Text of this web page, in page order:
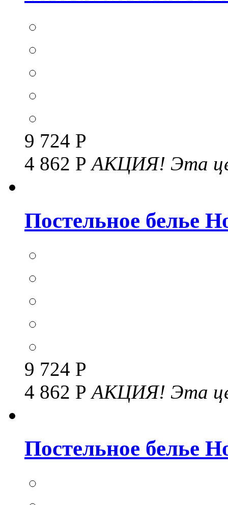
9 724 Р
4 862 РАКЦИЯ! Эта
Постельное белье
9 724 Р
4 862 Р АКЦИЯ! Эта
Постельное белье